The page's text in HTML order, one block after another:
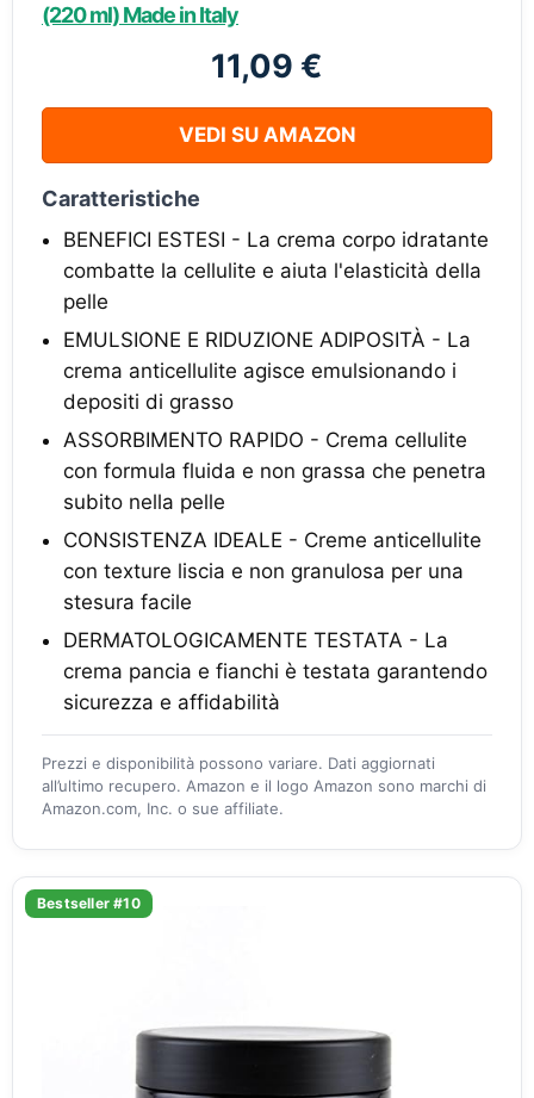
(220 ml) Made in Italy
11,09 €
VEDI SU AMAZON
Caratteristiche
BENEFICI ESTESI - La crema corpo idratante
combatte la cellulite e aiuta l'elasticità della
pelle
EMULSIONE E RIDUZIONE ADIPOSITÀ - La
crema anticellulite agisce emulsionando i
depositi di grasso
ASSORBIMENTO RAPIDO - Crema cellulite
con formula fluida e non grassa che penetra
subito nella pelle
CONSISTENZA IDEALE - Creme anticellulite
con texture liscia e non granulosa per una
stesura facile
DERMATOLOGICAMENTE TESTATA - La
crema pancia e fianchi è testata garantendo
sicurezza e affidabilità
Prezzi e disponibilità possono variare. Dati aggiornati
all’ultimo recupero. Amazon e il logo Amazon sono marchi di
Amazon.com, Inc. o sue affiliate.
Bestseller #10